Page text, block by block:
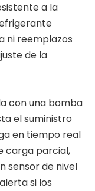
a la
ni reemplazos
de la
con una bomba
el suministro
en tiempo real
carga parcial,
sensor de nivel
si los